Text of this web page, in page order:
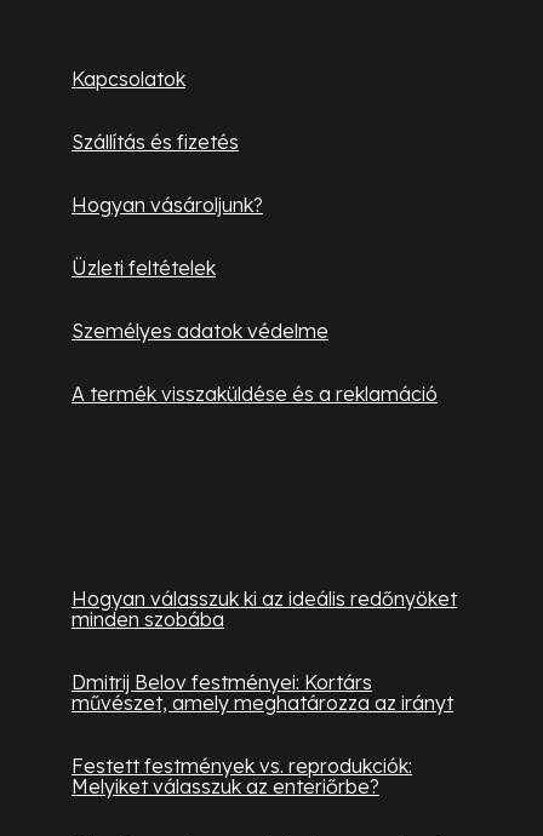
Kapcsolatok
Szállítás és fizetés
Hogyan vásároljunk?
Üzleti feltételek
Személyes adatok védelme
A termék visszaküldése és a reklamáció
Hogyan válasszuk ki az ideális redőnyöket
minden szobába
Dmitrij Belov festményei: Kortárs
művészet, amely meghatározza az irányt
Festett festmények vs. reprodukciók:
Melyiket válasszuk az enteriőrbe?